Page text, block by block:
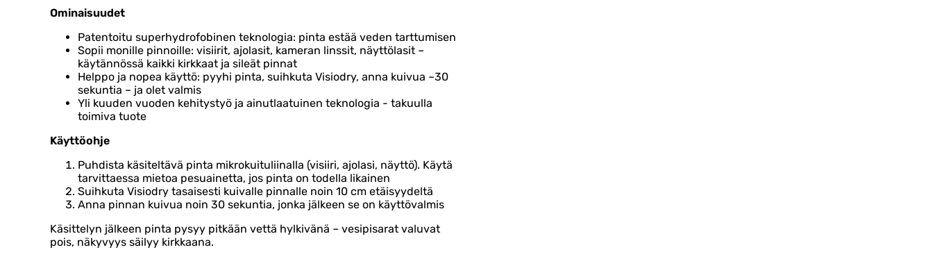
Ominaisuudet
Patentoitu superhydrofobinen teknologia: pinta estää veden tarttumisen
Sopii monille pinnoille: visiirit, ajolasit, kameran linssit, näyttölasit –
käytännössä kaikki kirkkaat ja sileät pinnat
Helppo ja nopea käyttö: pyyhi pinta, suihkuta Visiodry, anna kuivua ~30
sekuntia – ja olet valmis
Yli kuuden vuoden kehitystyö ja ainutlaatuinen teknologia - takuulla
toimiva tuote
Käyttöohje
Puhdista käsiteltävä pinta mikrokuituliinalla (visiiri, ajolasi, näyttö). Käytä
tarvittaessa mietoa pesuainetta, jos pinta on todella likainen
Suihkuta Visiodry tasaisesti kuivalle pinnalle noin 10 cm etäisyydeltä
Anna pinnan kuivua noin 30 sekuntia, jonka jälkeen se on käyttövalmis
Käsittelyn jälkeen pinta pysyy pitkään vettä hylkivänä – vesipisarat valuvat
pois, näkyvyys säilyy kirkkaana.